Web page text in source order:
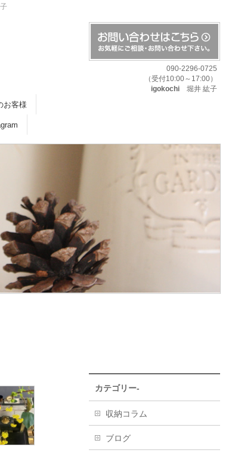
090-2296-0725
（受付10:00～17:00）
igokochi 堀井 紘子
お客様
カテゴリー-
収納コラム
ブログ